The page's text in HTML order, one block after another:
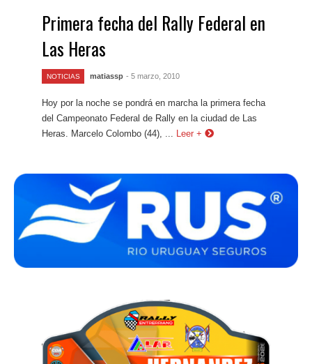
Primera fecha del Rally Federal en
Las Heras
NOTICIAS matiassp - 5 marzo, 2010
Hoy por la noche se pondrá en marcha la primera fecha
del Campeonato Federal de Rally en la ciudad de Las
Heras. Marcelo Colombo (44), ...
Leer +